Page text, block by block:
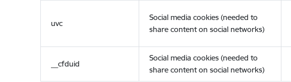
uvc
Social media cookies (needed to
share content on social networks)
__cfduid
Social media cookies (needed to
share content on social networks)